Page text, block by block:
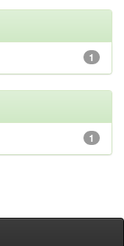
1
1